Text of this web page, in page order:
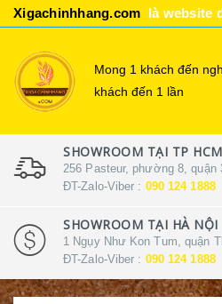
Xigachinhhang.com là website
Mong 1 khách đến
khách đến 1 lần
SHOWROOM TẠI TP HCM
256 Pasteur, phường 8, quận
ĐT-Zalo-Viber : 090 124 1888
SHOWROOM TẠI HÀ NỘI
1 Ngụy Như Kon Tum, quận
ĐT-Zalo-Viber : 090 124 1888